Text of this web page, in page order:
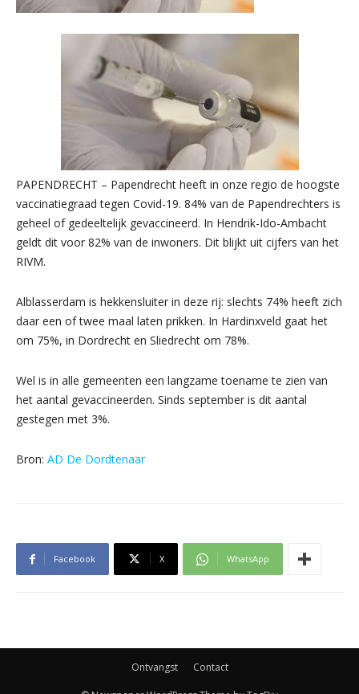
PAPENDRECHT – Papendrecht heeft in onze regio de hoogste
vaccinatiegraad tegen Covid-19. 84% van de Papendrechters is
geheel of gedeeltelijk gevaccineerd. In Hendrik-Ido-Ambacht
geldt dit voor 82% van de inwoners. Dit blijkt uit cijfers van het
RIVM.
Alblasserdam is hekkensluiter in deze rij: slechts 74% heeft zich
daar een of twee maal laten prikken. In Hardinxveld gaat het
om 75%, in Dordrecht en Sliedrecht om 78%.
Wel is in alle gemeenten een langzame toename te zien van
het aantal gevaccineerden. Sinds september is dit aantal
gestegen met 3%.
Bron: AD De Dordtenaar
Facebook X WhatsApp
Ontvangst Contact